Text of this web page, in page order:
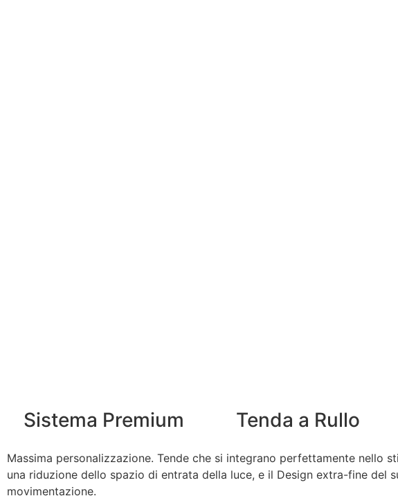
Sistema Premium Tenda a Rullo
Massima personalizzazione. Tende che si integrano perfettamente
una riduzione dello spazio di entrata della luce, e il Design extra-fine
movimentazione.